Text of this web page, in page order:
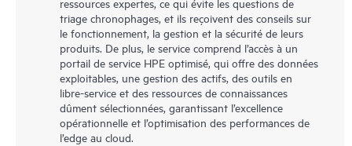
ressources expertes, ce qui évite les questions de
triage chronophages, et ils reçoivent des conseils sur
le fonctionnement, la gestion et la sécurité de leurs
produits. De plus, le service comprend l’accès à un
portail de service HPE optimisé, qui offre des données
exploitables, une gestion des actifs, des outils en
libre-service et des ressources de connaissances
dûment sélectionnées, garantissant l’excellence
opérationnelle et l’optimisation des performances de
l’edge au cloud.